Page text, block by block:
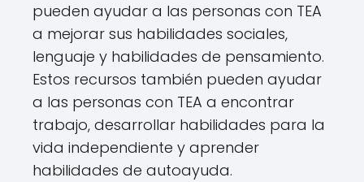
pueden ayudar a las personas con TEA
a mejorar sus habilidades sociales,
lenguaje y habilidades de pensamiento.
Estos recursos también pueden ayudar
a las personas con TEA a encontrar
trabajo, desarrollar habilidades para la
vida independiente y aprender
habilidades de autoayuda.